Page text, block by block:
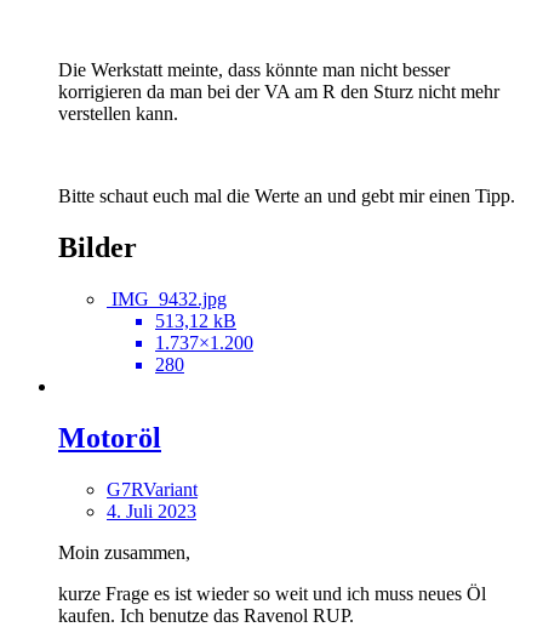
Die Werkstatt meinte, dass könnte man nicht besser
korrigieren da man bei der VA am R den Sturz nicht mehr
verstellen kann.
Bitte schaut euch mal die Werte an und gebt mir einen Tipp.
Bilder
IMG_9432.jpg
513,12 kB
1.737×1.200
280
Motoröl
G7RVariant
4. Juli 2023
Moin zusammen,
kurze Frage es ist wieder so weit und ich muss neues Öl
kaufen. Ich benutze das Ravenol RUP.